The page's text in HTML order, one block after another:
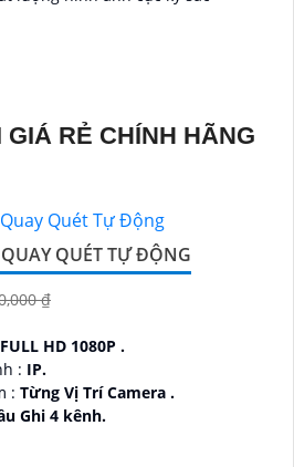
GIÁ RẺ CHÍNH HÃNG
QUÉT TỰ ĐỘNG
₫
FULL HD 1080P .
⚒ Công Nghệ Hình Ảnh : IP.
🌔 Xem Được Ban Đêm : Từng Vị Trí Camera .
Ghi 4 kênh.